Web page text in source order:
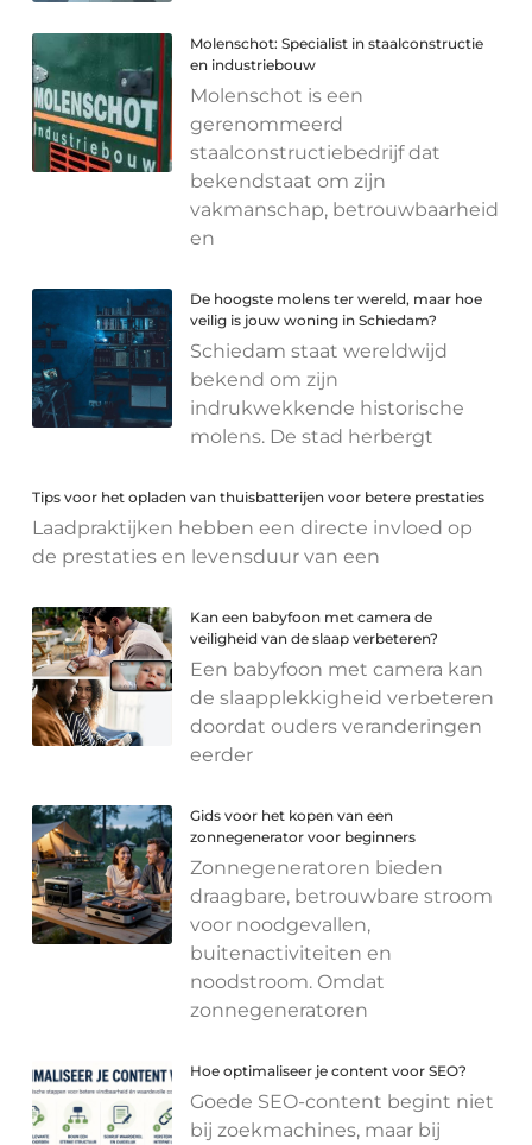
Molenschot: Specialist in staalconstructie
en industriebouw
Molenschot is een
gerenommeerd
staalconstructiebedrijf dat
bekendstaat om zijn
vakmanschap, betrouwbaarheid
en
De hoogste molens ter wereld, maar hoe
veilig is jouw woning in Schiedam?
Schiedam staat wereldwijd
bekend om zijn
indrukwekkende historische
molens. De stad herbergt
Tips voor het opladen van thuisbatterijen voor betere prestaties
Laadpraktijken hebben een directe invloed op
de prestaties en levensduur van een
Kan een babyfoon met camera de
veiligheid van de slaap verbeteren?
Een babyfoon met camera kan
de slaapplekkigheid verbeteren
doordat ouders veranderingen
eerder
Gids voor het kopen van een
zonnegenerator voor beginners
Zonnegeneratoren bieden
draagbare, betrouwbare stroom
voor noodgevallen,
buitenactiviteiten en
noodstroom. Omdat
zonnegeneratoren
Hoe optimaliseer je content voor SEO?
Goede SEO-content begint niet
bij zoekmachines, maar bij